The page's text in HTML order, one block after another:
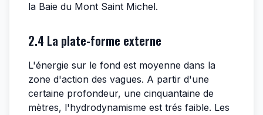
la Baie du Mont Saint Michel.
2.4 La plate-forme externe
L'énergie sur le fond est moyenne dans la
zone d'action des vagues. A partir d'une
certaine profondeur, une cinquantaine de
mètres, l'hydrodynamisme est trés faible. Les